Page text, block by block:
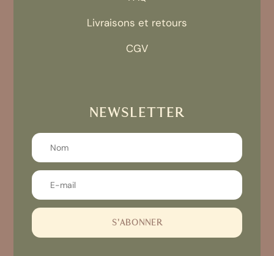
Livraisons et retours
CGV
NEWSLETTER
S'ABONNER